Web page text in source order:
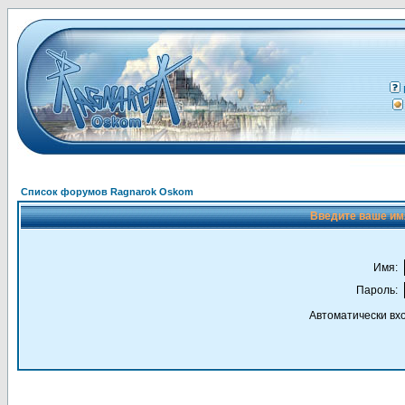
Список форумов Ragnarok Oskom
Введите ваше
Имя:
Пароль:
Автоматически